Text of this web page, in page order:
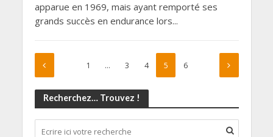
apparue en 1969, mais ayant remporté ses
grands succès en endurance lors...
1 … 3 4 5 6
Recherchez… Trouvez !